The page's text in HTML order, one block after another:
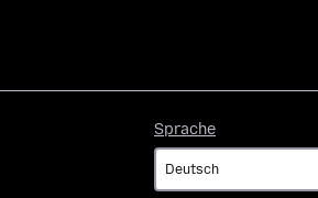
Sprache